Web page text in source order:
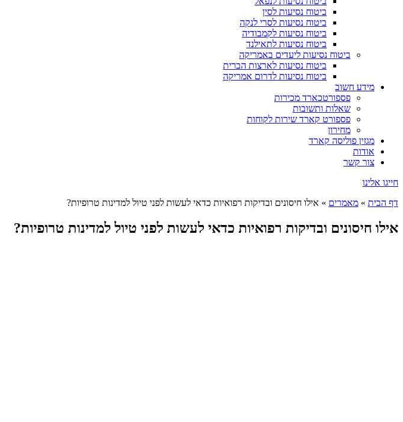
ביטוח נסיעות לסין
ביטוח נסיעות לסרי לנקה
ביטוח נסיעות לקמבודיה
ביטוח נסיעות לתאילנד
ביטוח נסיעות ליעדים באמריקה
ביטוח נסיעות לארצות הברית
ביטוח נסיעות לדרום אמריקה
מידע חשוב
פספורטכארד מכירות
שאלות ותשובות
פספורט קארד שירות לקוחות
מחירון
מגזין פוליסה קארד
אודות
צור קשר
חייגו אלינו
דף הבית » מאמרים » אילו חיסונים ובדיקות רפואיות כדאי לעשות לפני טיול למדינות טרופיות?
אילו חיסונים ובדיקות רפואיות כדאי לעשות לפני טיול למדינות טרופיות?